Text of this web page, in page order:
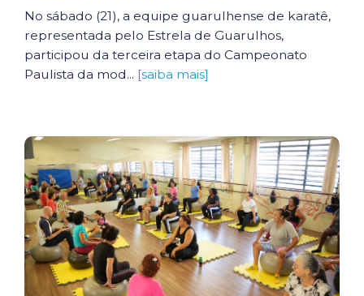
No sábado (21), a equipe guarulhense de karatê,
representada pelo Estrela de Guarulhos,
participou da terceira etapa do Campeonato
Paulista da mod... [saiba mais]